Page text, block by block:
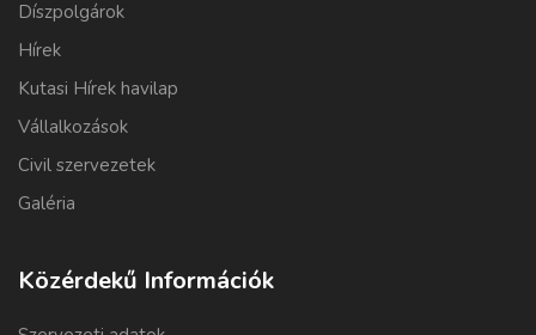
Díszpolgárok
Hírek
Kutasi Hírek havilap
Vállalkozások
Civil szervezetek
Galéria
Közérdekű Információk